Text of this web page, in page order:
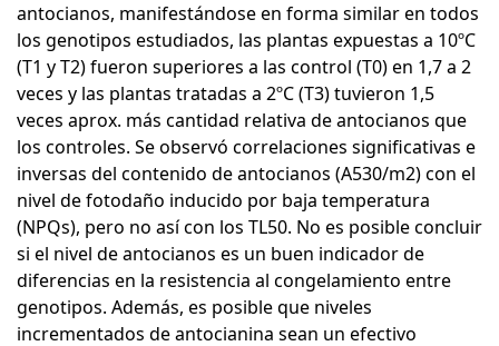
antocianos, manifestándose en forma similar en todos
los genotipos estudiados, las plantas expuestas a 10ºC
(T1 y T2) fueron superiores a las control (T0) en 1,7 a 2
veces y las plantas tratadas a 2ºC (T3) tuvieron 1,5
veces aprox. más cantidad relativa de antocianos que
los controles. Se observó correlaciones significativas e
inversas del contenido de antocianos (A530/m2) con el
nivel de fotodaño inducido por baja temperatura
(NPQs), pero no así con los TL50. No es posible concluir
si el nivel de antocianos es un buen indicador de
diferencias en la resistencia al congelamiento entre
genotipos. Además, es posible que niveles
incrementados de antocianina sean un efectivo